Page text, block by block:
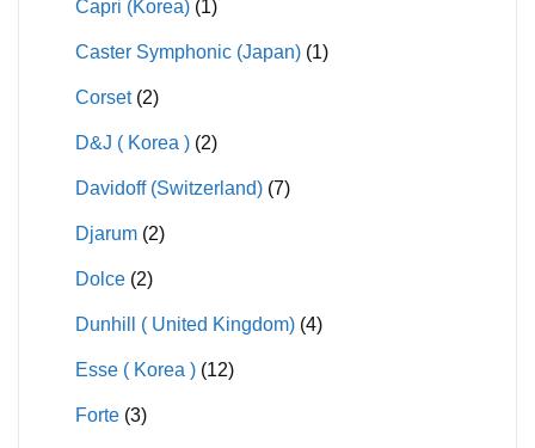
Capri (Korea) (1)
Caster Symphonic (Japan) (1)
Corset (2)
D&J ( Korea ) (2)
Davidoff (Switzerland) (7)
Djarum (2)
Dolce (2)
Dunhill ( United Kingdom) (4)
Esse ( Korea ) (12)
Forte (3)